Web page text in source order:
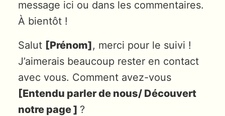
message ici ou dans les commentaires.
À bientôt !
Salut [Prénom], merci pour le suivi !
J’aimerais beaucoup rester en contact
avec vous. Comment avez-vous
[Entendu parler de nous/ Découvert
notre page ] ?